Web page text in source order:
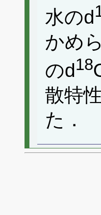
水のd
かめ
のd18
散特
た．